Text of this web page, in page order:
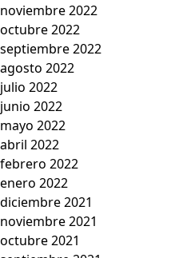
noviembre 2022
octubre 2022
septiembre 2022
agosto 2022
julio 2022
junio 2022
mayo 2022
abril 2022
febrero 2022
enero 2022
diciembre 2021
noviembre 2021
octubre 2021